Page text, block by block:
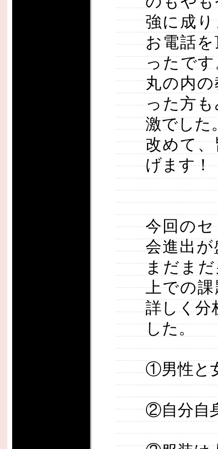
強に成
お電話
ったで
丸の内
った方
激でした
改めて
げます！
今回の
会進出
まだま
上での
詳しく分
した。
①男性と
②自分自